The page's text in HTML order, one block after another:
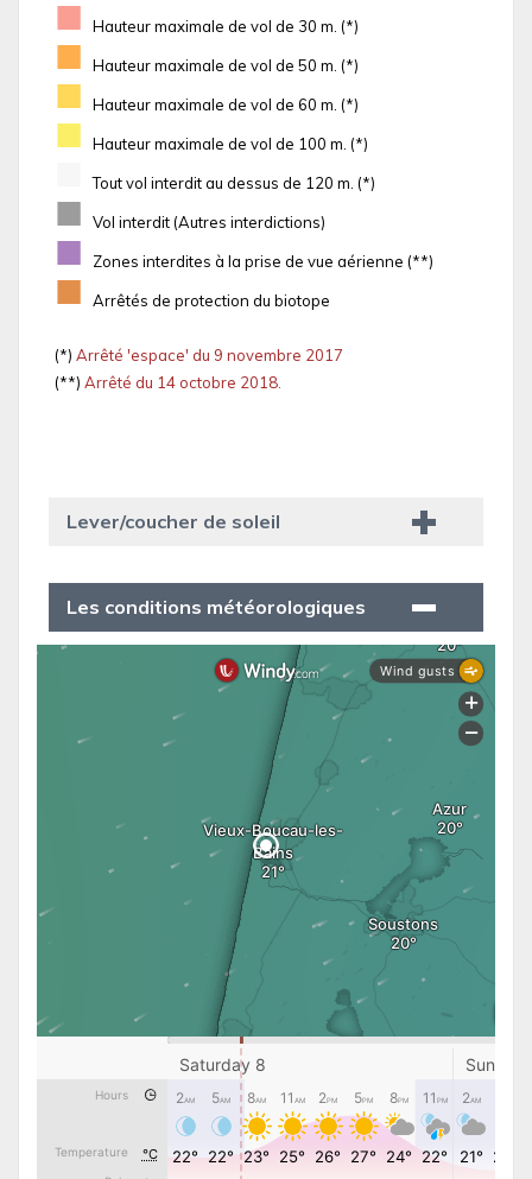
■ Hauteur maximale de vol de 30 m. (*)
■ Hauteur maximale de vol de 50 m. (*)
■ Hauteur maximale de vol de 60 m. (*)
■ Hauteur maximale de vol de 100 m. (*)
Tout vol interdit au dessus de 120 m. (*)
■ Vol interdit (Autres interdictions)
■ Zones interdites à la prise de vue aérienne (**)
■ Arrêtés de protection du biotope
(*) Arrêté 'espace' du 9 novembre 2017
(**) Arrêté du 14 octobre 2018.
Lever/coucher de soleil
Les conditions météorologiques